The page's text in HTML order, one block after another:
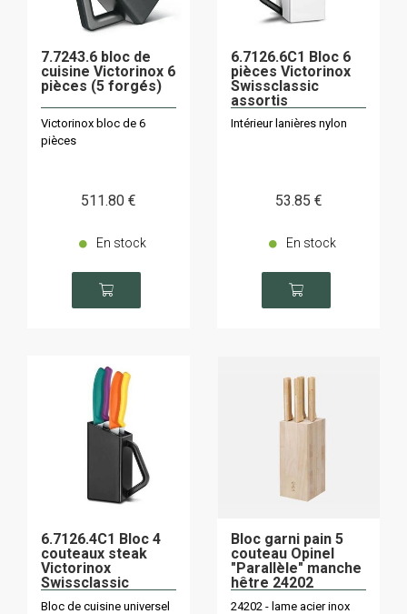
7.7243.6 bloc de
cuisine Victorinox 6
pièces (5 forgés)
Victorinox bloc de 6
pièces
511.80 €
En stock
6.7126.6C1 Bloc 6
pièces Victorinox
Swissclassic
assortis
Intérieur lanières nylon
53.85 €
En stock
6.7126.4C1 Bloc 4
couteaux steak
Victorinox
Swissclassic
assortis
Bloc de cuisine universel
Bloc garni pain 5
couteau Opinel
"Parallèle" manche
hêtre 24202
24202 - lame acier inox